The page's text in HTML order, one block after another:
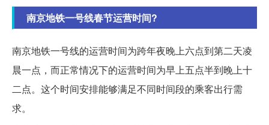
南京地铁一号线春节运营时间?
南京地铁一号线的运营时间为跨年夜晚上六点到第二天凌
晨一点，而正常情况下的运营时间为早上五点半到晚上十
二点。这个时间安排能够满足不同时间段的乘客出行需
求。